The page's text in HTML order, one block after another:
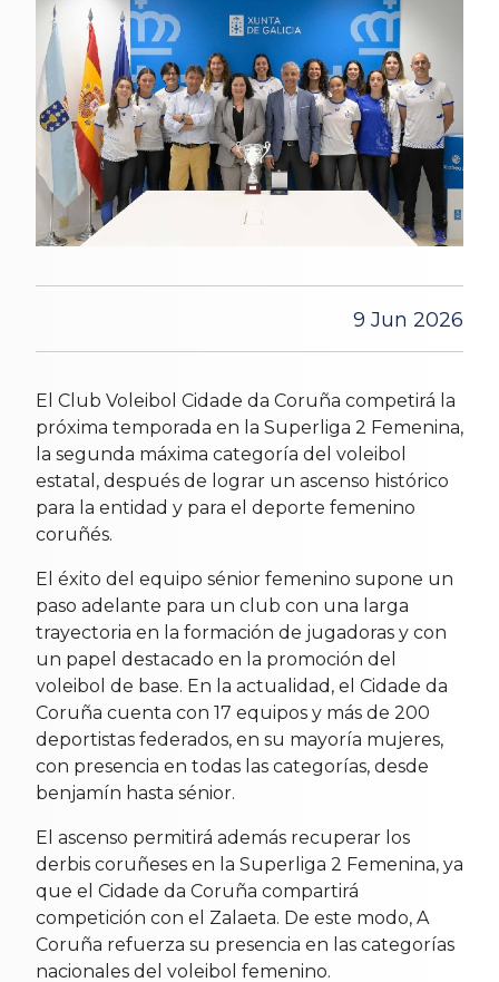
9 Jun 2026
El Club Voleibol Cidade da Coruña competirá la
próxima temporada en la Superliga 2 Femenina,
la segunda máxima categoría del voleibol
estatal, después de lograr un ascenso histórico
para la entidad y para el deporte femenino
coruñés.
El éxito del equipo sénior femenino supone un
paso adelante para un club con una larga
trayectoria en la formación de jugadoras y con
un papel destacado en la promoción del
voleibol de base. En la actualidad, el Cidade da
Coruña cuenta con 17 equipos y más de 200
deportistas federados, en su mayoría mujeres,
con presencia en todas las categorías, desde
benjamín hasta sénior.
El ascenso permitirá además recuperar los
derbis coruñeses en la Superliga 2 Femenina, ya
que el Cidade da Coruña compartirá
competición con el Zalaeta. De este modo, A
Coruña refuerza su presencia en las categorías
nacionales del voleibol femenino.